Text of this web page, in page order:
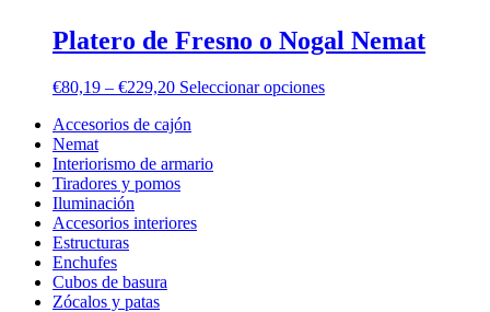
Platero de Fresno o Nogal Nemat
€80,19 – €229,20 Seleccionar opciones
Accesorios de cajón
Nemat
Interiorismo de armario
Tiradores y pomos
Iluminación
Accesorios interiores
Estructuras
Enchufes
Cubos de basura
Zócalos y patas